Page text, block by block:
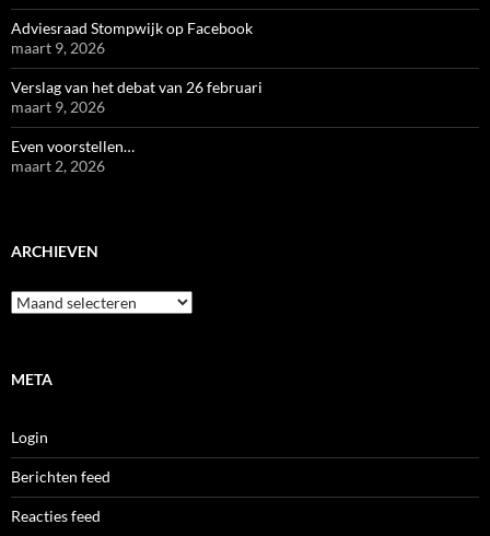
Adviesraad Stompwijk op Facebook
maart 9, 2026
Verslag van het debat van 26 februari
maart 9, 2026
Even voorstellen…
maart 2, 2026
ARCHIEVEN
Archieven
META
Login
Berichten feed
Reacties feed